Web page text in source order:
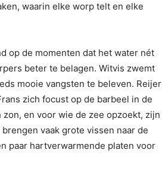
waarin elke worp telt en elke
op de momenten dat het water nét
beter te belagen. Witvis zwemt
mooie vangsten te beleven. Reijer
zich focust op de barbeel in de
en voor wie de zee opzoekt, zijn
vaak grote vissen naar de
paar hartverwarmende platen voor